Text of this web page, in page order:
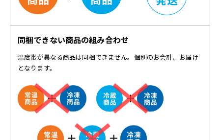
同梱できない商品の組み合わせ
温度帯が異なる商品は同梱できません。個別のお会計、お届け
となります。